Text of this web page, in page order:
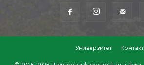
Универзитет Контакт